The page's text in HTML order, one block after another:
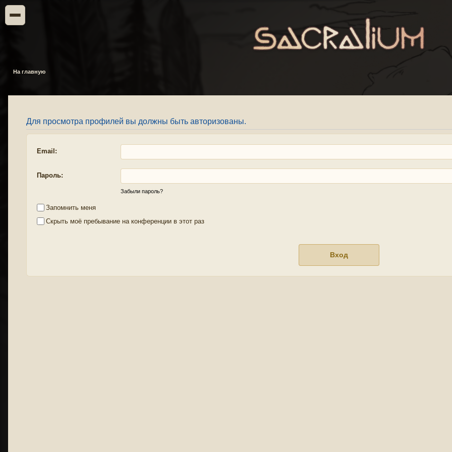
На главную
Для просмотра профилей вы должны быть авторизованы.
Email:
Пароль:
Забыли пароль?
Запомнить меня
Скрыть моё пребывание на конференции в этот раз